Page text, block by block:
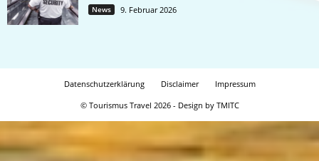
News 9. Februar 2026
Datenschutzerklärung Disclaimer
Impressum
© Tourismus Travel 2026 - Design by TMITC